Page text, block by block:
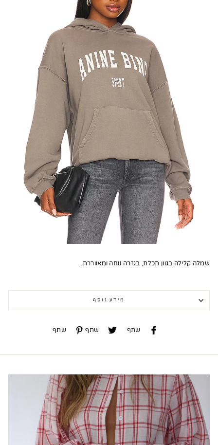
שמלה קלילה בגוון תכלת, בגזרה נוחה ומאווררת.
מידע נוסף
שתף שתף שתף שתף שתף